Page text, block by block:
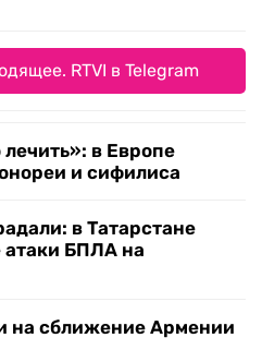
RTVI в Telegram
в Европе
и сифилиса
в Татарстане
атаки БПЛА на
на сближение Армении